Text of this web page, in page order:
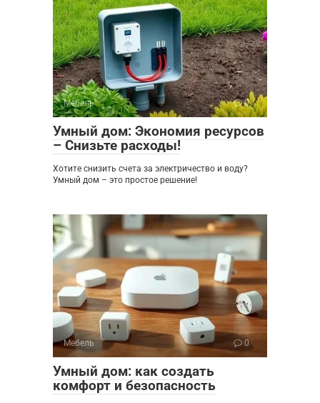
Мебель 0
Умный дом: Экономия ресурсов
– Снизьте расходы!
Хотите снизить счета за электричество и воду?
Умный дом – это простое решение!
Мебель 0
Умный дом: как создать
комфорт и безопасность